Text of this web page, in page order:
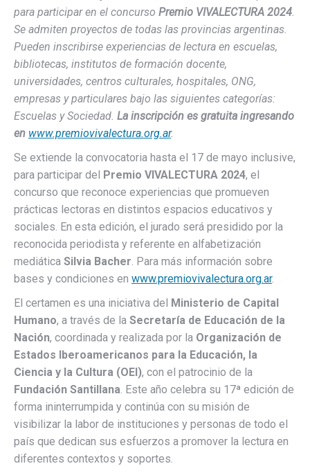
para participar en el concurso Premio VIVALECTURA 2024.
Se admiten proyectos de todas las provincias argentinas.
Pueden inscribirse experiencias de lectura en escuelas,
bibliotecas, institutos de formación docente,
universidades, centros culturales, hospitales, ONG,
empresas y particulares bajo las siguientes categorías:
Escuelas y Sociedad. La inscripción es gratuita ingresando
en www.premiovivalectura.org.ar.
Se extiende la convocatoria hasta el 17 de mayo inclusive,
para participar del Premio VIVALECTURA 2024, el
concurso que reconoce experiencias que promueven
prácticas lectoras en distintos espacios educativos y
sociales. En esta edición, el jurado será presidido por la
reconocida periodista y referente en alfabetización
mediática Silvia Bacher. Para más información sobre
bases y condiciones en www.premiovivalectura.org.ar.
El certamen es una iniciativa del Ministerio de Capital
Humano, a través de la Secretaría de Educación de la
Nación, coordinada y realizada por la Organización de
Estados Iberoamericanos para la Educación, la
Ciencia y la Cultura (OEI), con el patrocinio de la
Fundación Santillana. Este año celebra su 17ª edición de
forma ininterrumpida y continúa con su misión de
visibilizar la labor de instituciones y personas de todo el
país que dedican sus esfuerzos a promover la lectura en
diferentes contextos y soportes.